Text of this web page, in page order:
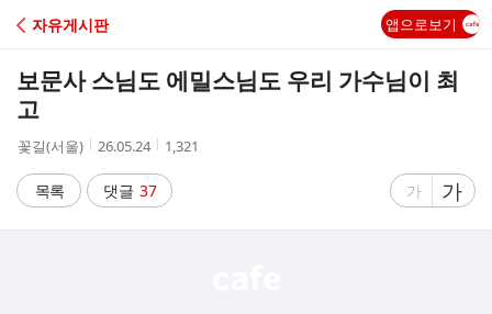
C
자유게시판 앱으로보기
보문사 스님도 에밀스님도 우리 가수님이 최
고
작
자
꽃길(서울)
작
시
간
26.05.24
조
수
1,321
목록 댓글 37
글
가
글
자
가